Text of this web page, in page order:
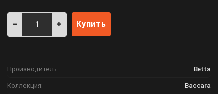
Купить
Производитель: Betta
Коллекция: Baccara